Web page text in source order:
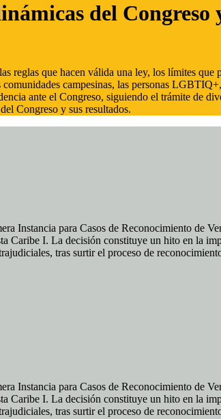
del
reglas que hacen válida una ley, los límites
campesinas, las personas
ante el Congreso, siguiendo el trámite de
Congreso y sus resultados.
Instancia para Casos de Reconocimiento de
Caribe I. La decisión constituye un hito en la
tras surtir el proceso de
Instancia para Casos de Reconocimiento de
Caribe I. La decisión constituye un hito en la
tras surtir el proceso de